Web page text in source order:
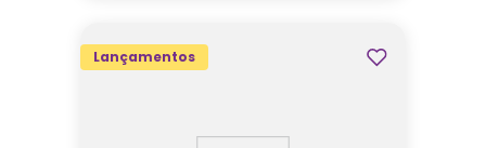
Lançamentos